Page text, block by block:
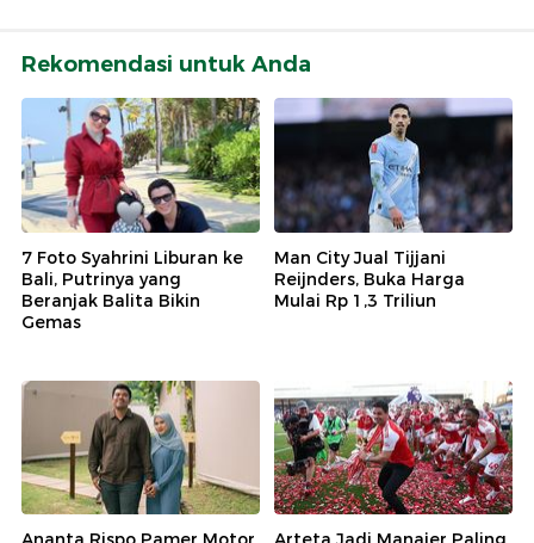
Rekomendasi untuk Anda
7 Foto Syahrini Liburan ke
Bali, Putrinya yang
Beranjak Balita Bikin
Gemas
Man City Jual Tijjani
Reijnders, Buka Harga
Mulai Rp 1,3 Triliun